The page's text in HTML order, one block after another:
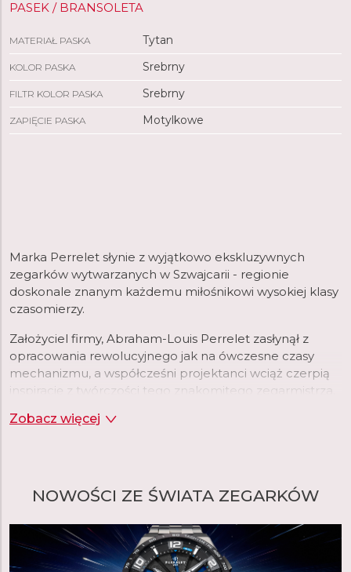
PASEK / BRANSOLETA
MATERIAŁ PASKA Tytan
KOLOR PASKA Srebrny
FILTR KOLOR PASKA Srebrny
ZAPIĘCIE PASKA Motylkowe
Marka Perrelet słynie z wyjątkowo ekskluzywnych
zegarków wytwarzanych w Szwajcarii - regionie
doskonale znanym każdemu miłośnikowi wysokiej klasy
czasomierzy.
Założyciel firmy, Abraham-Louis Perrelet zasłynął z
opracowania rewolucyjnego jak na ówczesne czasy
mechanizmu, a współcześni projektanci wciąż czerpią
inspirację z twórczości tego znakomitego zegarmistrza.
oraz najwyższej jakości mechanizmy.
Zobacz więcej
NOWOŚCI ZE ŚWIATA ZEGARKÓW